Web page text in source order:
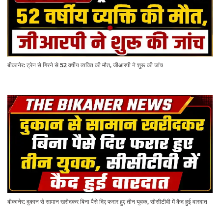
बीकानेर: ट्रेन से गिरने से 52 वर्षीय व्यक्ति की मौत, जीआरपी ने शुरू की जांच
बीकानेर: दुकान से सामान खरीदकर बिना पैसे दिए फरार हुए तीन युवक, सीसीटीवी में कैद हुई वारदात